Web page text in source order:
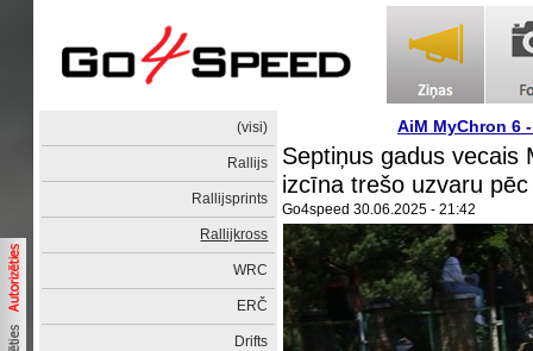
(visi)
Rallijs
Rallijsprints
Rallijkross
WRC
ERČ
Drifts
AiM MyChron 6
Septiņus gadus vecais
izcīna trešo uzvaru
Go4speed 30.06.2025 - 21:42